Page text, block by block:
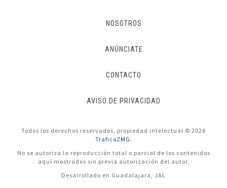
NOSOTROS
ANÚNCIATE
CONTACTO
AVISO DE PRIVACIDAD
Todos los derechos reservados, propiedad intelectual © 2026
TraficoZMG.
No se autoriza la reproducción total o parcial de los contenidos
aquí mostrados sin previa autorización del autor.
Desarrollado en Guadalajara, JAL